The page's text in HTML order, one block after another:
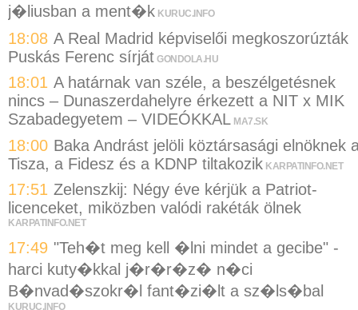
j�liusban a ment�k KURUC.INFO
18:08 A Real Madrid képviselői megkoszorúzták
Puskás Ferenc sírját GONDOLA.HU
18:01 A határnak van széle, a beszélgetésnek
nincs – Dunaszerdahelyre érkezett a NIT x MIK
Szabadegyetem – VIDEÓKKAL MA7.SK
18:00 Baka Andrást jelöli köztársasági elnöknek
Tisza, a Fidesz és a KDNP tiltakozik KARPATINFO.NET
17:51 Zelenszkij: Négy éve kérjük a Patriot-
licenceket, miközben valódi rakéták ölnek
KARPATINFO.NET
17:49 "Teh�t meg kell �lni mindet a gecibe" -
harci kuty�kkal j�r�r�z� n�ci
B�nvad�szokr�l fant�zi�lt a sz�ls�bal
KURUC.INFO